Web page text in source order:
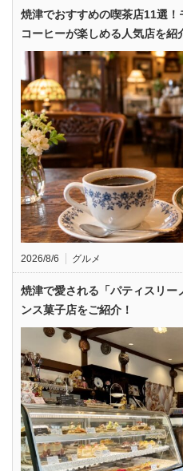
焼津でおすすめの喫茶店11選
コーヒーが楽しめる人気店を紹
2026/8/6 グルメ
焼津で愛される「パティスリー
ンス菓子店をご紹介！